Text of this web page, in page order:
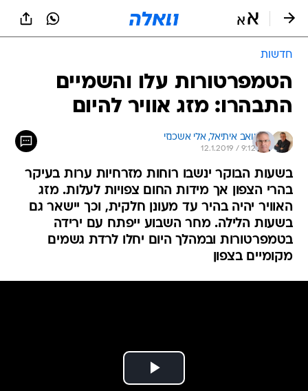
חדשות
הטמפרטורות עלו והשמיים
התבהרו: מזג אוויר להיום
יואב איתיאל, אלי אשכנזי
12.1.2019 / 9:12
בשעות הבוקר ינשבו רוחות מזרחיות ערות בעיקר
בהרי הצפון אך מידות החום צפויות לעלות. מזג
האוויר יהיה בהיר עד מעונן חלקית, וכך יישאר גם
בשעות הלילה. מחר השבוע ייפתח עם ירידה
בטמפרטורות ובמהלך היום יחלו לרדת גשמים
מקומיים בצפון